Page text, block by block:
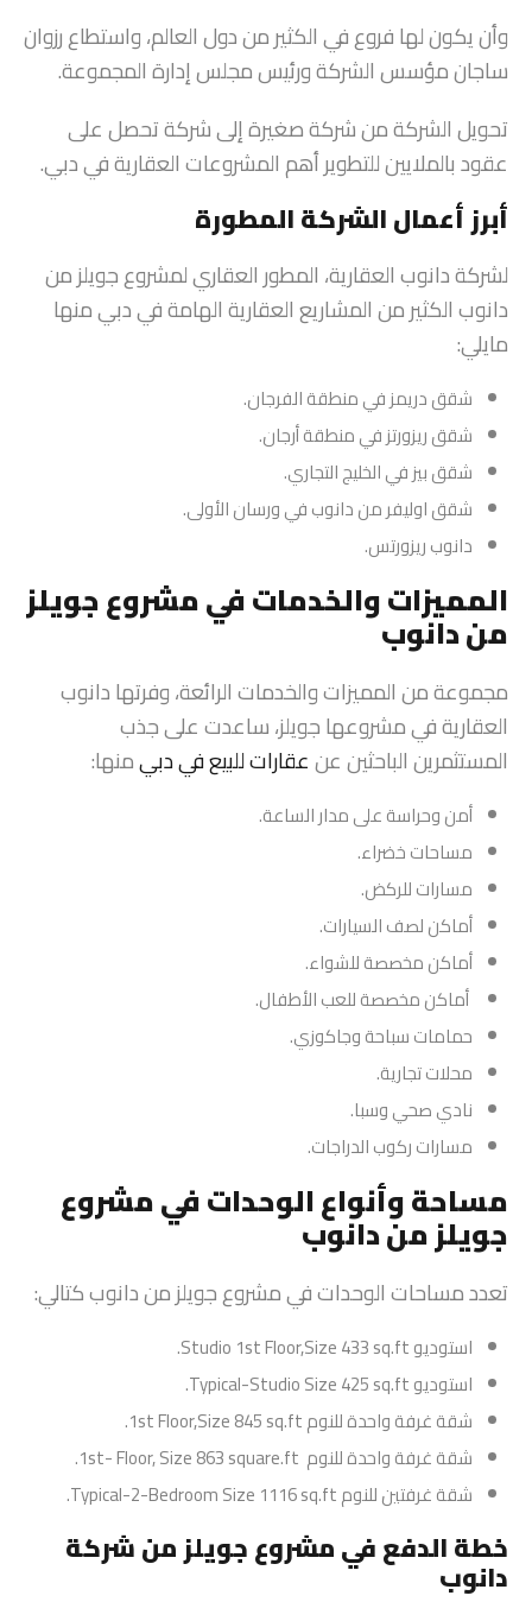
وأن يكون لها فروع في الكثير من دول العالم، واستطاع رزوان
ساجان مؤسس الشركة ورئيس مجلس إدارة المجموعة.
تحويل الشركة من شركة صغيرة إلى شركة تحصل على
عقود بالملايين للتطوير أهم المشروعات العقارية في دبي.
أبرز أعمال الشركة المطورة
لشركة دانوب العقارية، المطور العقاري لمشروع جويلز من
دانوب الكثير من المشاريع العقارية الهامة في دبي منها
مايلي:
شقق دريمز في منطقة الفرجان.
شقق ريزورتز في منطقة أرجان.
شقق بيز في الخليج التجاري.
شقق اوليفر من دانوب في ورسان الأولى.
دانوب ريزورتس.
المميزات والخدمات في مشروع جويلز
من دانوب
مجموعة من المميزات والخدمات الرائعة، وفرتها دانوب
العقارية في مشروعها جويلز، ساعدت على جذب
المستثمرين الباحثين عنعقارات للبيع في دبيمنها:
أمن وحراسة على مدار الساعة.
مساحات خضراء.
مسارات للركض.
أماكن لصف السيارات.
أماكن مخصصة للشواء.
أماكن مخصصة للعب الأطفال.
حمامات سباحة وجاكوزي.
محلات تجارية.
نادي صحي وسبا.
مسارات ركوب الدراجات.
مساحة وأنواع الوحدات في مشروع
جويلز من دانوب
تعدد مساحات الوحدات في مشروع جويلز من دانوب كتالي:
استوديو Studio 1st Floor,Size 433 sq.ft.
استوديو Typical-Studio Size 425 sq.ft.
شقة غرفة واحدة للنوم 1st Floor,Size 845 sq.ft.
شقة غرفة واحدة للنوم 1st- Floor, Size 863 square.ft.
شقة غرفتين للنوم Typical-2-Bedroom Size 1116 sq.ft.
خطة الدفع في مشروع جويلز من شركة
دانوب